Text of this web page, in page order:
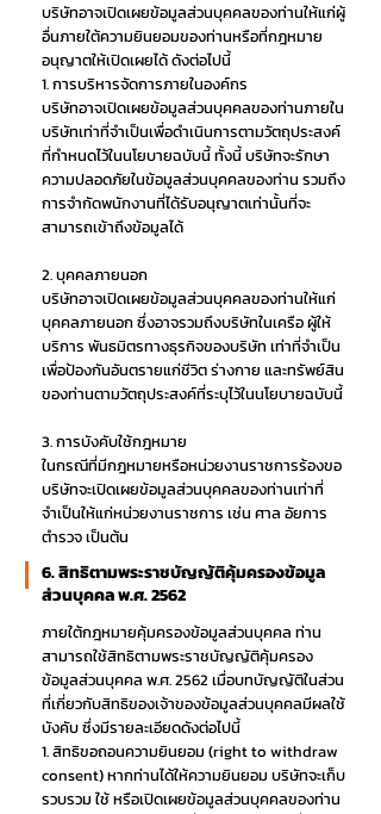
บริษัทอาจเปิดเผยข้อมูลส่วนบุคคลของท่านให้แก่ผู้
อื่นภายใต้ความยินยอมของท่านหรือที่กฎหมาย
อนุญาตให้เปิดเผยได้ ดังต่อไปนี้
1. การบริหารจัดการภายในองค์กร
บริษัทอาจเปิดเผยข้อมูลส่วนบุคคลของท่านภายใน
บริษัทเท่าที่จำเป็นเพื่อดำเนินการตามวัตถุประสงค์
ที่กำหนดไว้ในนโยบายฉบับนี้ ทั้งนี้ บริษัทจะรักษา
ความปลอดภัยในข้อมูลส่วนบุคคลของท่าน รวมถึง
การจำกัดพนักงานที่ได้รับอนุญาตเท่านั้นที่จะ
สามารถเข้าถึงข้อมูลได้
2. บุคคลภายนอก
บริษัทอาจเปิดเผยข้อมูลส่วนบุคคลของท่านให้แก่
บุคคลภายนอก ซึ่งอาจรวมถึงบริษัทในเครือ ผู้ให้
บริการ พันธมิตรทางธุรกิจของบริษัท เท่าที่จำเป็น
เพื่อป้องกันอันตรายแก่ชีวิต ร่างกาย และทรัพย์สิน
ของท่านตามวัตถุประสงค์ที่ระบุไว้ในนโยบายฉบับนี้
3. การบังคับใช้กฎหมาย
ในกรณีที่มีกฎหมายหรือหน่วยงานราชการร้องขอ
บริษัทจะเปิดเผยข้อมูลส่วนบุคคลของท่านเท่าที่
จำเป็นให้แก่หน่วยงานราชการ เช่น ศาล อัยการ
ตำรวจ เป็นต้น
6. สิทธิตามพระราชบัญญัติคุ้มครองข้อมูล
ส่วนบุคคล พ.ศ. 2562
ภายใต้กฎหมายคุ้มครองข้อมูลส่วนบุคคล ท่าน
สามารถใช้สิทธิตามพระราชบัญญัติคุ้มครอง
ข้อมูลส่วนบุคคล พ.ศ. 2562 เมื่อบทบัญญัติในส่วน
ที่เกี่ยวกับสิทธิของเจ้าของข้อมูลส่วนบุคคลมีผลใช้
บังคับ ซึ่งมีรายละเอียดดังต่อไปนี้
1. สิทธิขอถอนความยินยอม (right to withdraw
consent) หากท่านได้ให้ความยินยอม บริษัทจะเก็บ
รวบรวม ใช้ หรือเปิดเผยข้อมูลส่วนบุคคลของท่าน